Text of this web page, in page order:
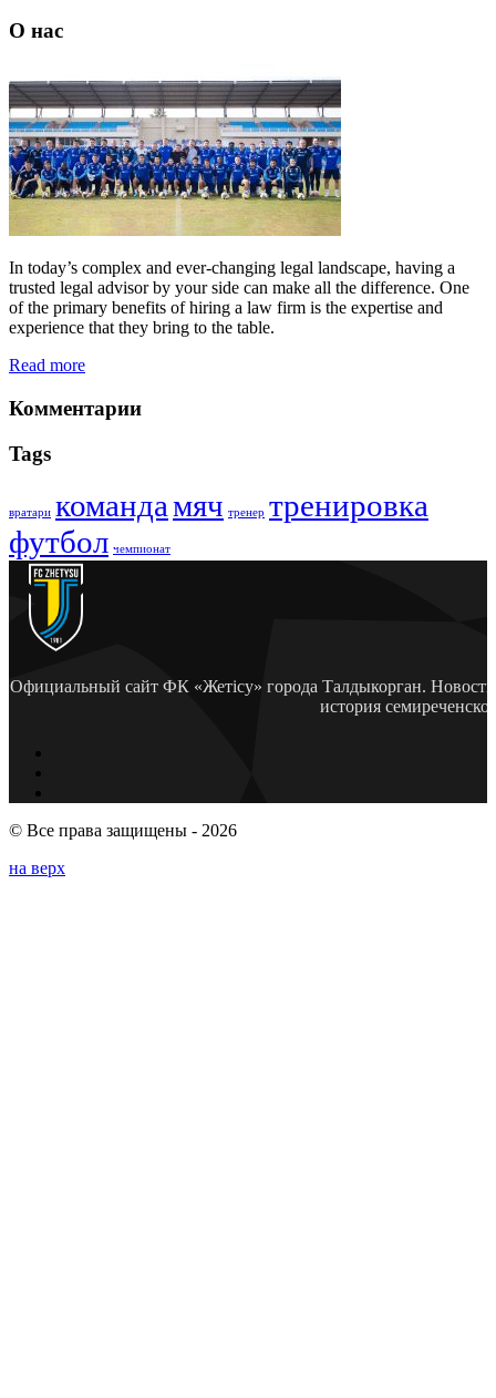
О нас
In today’s complex and ever-changing legal landscape, having a
trusted legal advisor by your side can make all the difference. One
of the primary benefits of hiring a law firm is the expertise and
experience that they bring to the table.
Read more
Комментарии
Tags
вратари командамяч тренер тренировка
футбол чемпионат
Официальный сайт ФК «Жетісу» города Талдыкорган.
история
© Все права защищены - 2026
на верх